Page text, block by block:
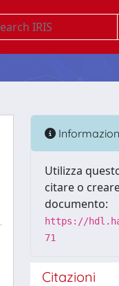
Utilizza
citare o
documento:
https://
71
Citazioni